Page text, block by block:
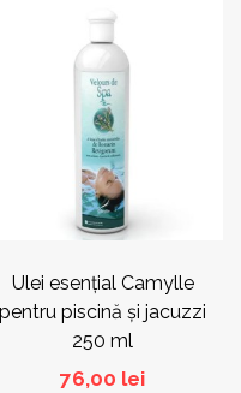
Ulei esențial Camylle
pentru piscină și jacuzzi
250 ml
76,00 lei